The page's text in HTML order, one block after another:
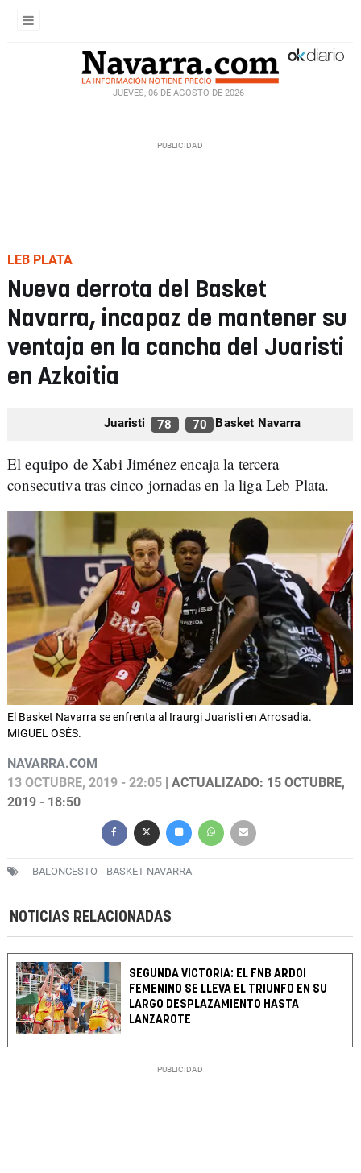
JUEVES, 06 DE AGOSTO DE 2026
LEB PLATA
Nueva derrota del Basket
Navarra, incapaz de mantener su
ventaja en la cancha del Juaristi
en Azkoitia
Juaristi 78 70 Basket Navarra
El equipo de Xabi Jiménez encaja la tercera
consecutiva tras cinco jornadas en la liga Leb Plata.
El Basket Navarra se enfrenta al Iraurgi Juaristi en Arrosadia.
MIGUEL OSÉS.
NAVARRA.COM
13 OCTUBRE, 2019 - 22:05 | ACTUALIZADO: 15 OCTUBRE,
2019 - 18:50
BALONCESTO BASKET NAVARRA
NOTICIAS RELACIONADAS
SEGUNDA VICTORIA: EL FNB ARDOI
FEMENINO SE LLEVA EL TRIUNFO EN SU
LARGO DESPLAZAMIENTO HASTA
LANZAROTE